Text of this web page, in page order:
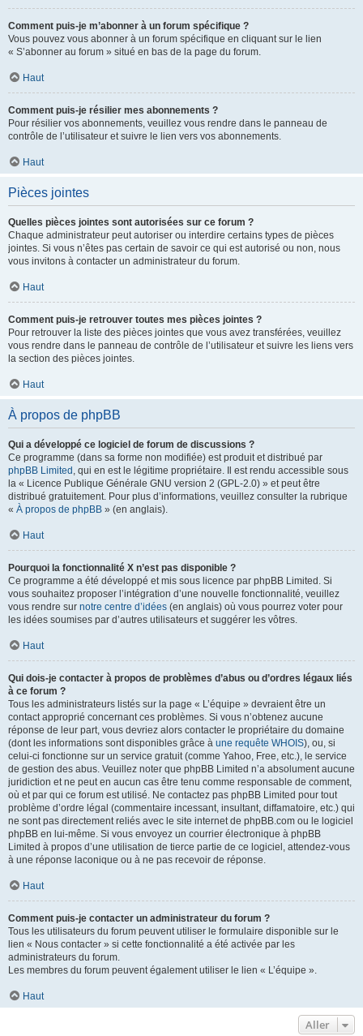
Comment puis-je m’abonner à un forum spécifique ?
Vous pouvez vous abonner à un forum spécifique en cliquant sur le lien
« S’abonner au forum » situé en bas de la page du forum.
Haut
Comment puis-je résilier mes abonnements ?
Pour résilier vos abonnements, veuillez vous rendre dans le panneau de
contrôle de l’utilisateur et suivre le lien vers vos abonnements.
Haut
Pièces jointes
Quelles pièces jointes sont autorisées sur ce forum ?
Chaque administrateur peut autoriser ou interdire certains types de pièces
jointes. Si vous n’êtes pas certain de savoir ce qui est autorisé ou non, nous
vous invitons à contacter un administrateur du forum.
Haut
Comment puis-je retrouver toutes mes pièces jointes ?
Pour retrouver la liste des pièces jointes que vous avez transférées, veuillez
vous rendre dans le panneau de contrôle de l’utilisateur et suivre les liens vers
la section des pièces jointes.
Haut
À propos de phpBB
Qui a développé ce logiciel de forum de discussions ?
Ce programme (dans sa forme non modifiée) est produit et distribué par
phpBB Limited , qui en est le légitime propriétaire. Il est rendu accessible sous
la « Licence Publique Générale GNU version 2 (GPL-2.0) » et peut être
distribué gratuitement. Pour plus d’informations, veuillez consulter la rubrique
« À propos de phpBB » (en anglais).
Haut
Pourquoi la fonctionnalité X n’est pas disponible ?
Ce programme a été développé et mis sous licence par phpBB Limited. Si
vous souhaitez proposer l’intégration d’une nouvelle fonctionnalité, veuillez
vous rendre sur notre centre d’idées (en anglais) où vous pourrez voter pour
les idées soumises par d’autres utilisateurs et suggérer les vôtres.
Haut
Qui dois-je contacter à propos de problèmes d’abus ou d’ordres légaux liés
à ce forum ?
Tous les administrateurs listés sur la page « L’équipe » devraient être un
contact approprié concernant ces problèmes. Si vous n’obtenez aucune
réponse de leur part, vous devriez alors contacter le propriétaire du domaine
(dont les informations sont disponibles grâce à une requête WHOIS), ou, si
celui-ci fonctionne sur un service gratuit (comme Yahoo, Free, etc.), le service
de gestion des abus. Veuillez noter que phpBB Limited n’a absolument aucune
juridiction et ne peut en aucun cas être tenu comme responsable de comment,
où et par qui ce forum est utilisé. Ne contactez pas phpBB Limited pour tout
problème d’ordre légal (commentaire incessant, insultant, diffamatoire, etc.) qui
ne sont pas directement reliés avec le site internet de phpBB.com ou le logiciel
phpBB en lui-même. Si vous envoyez un courrier électronique à phpBB
Limited à propos d’une utilisation de tierce partie de ce logiciel, attendez-vous
à une réponse laconique ou à ne pas recevoir de réponse.
Haut
Comment puis-je contacter un administrateur du forum ?
Tous les utilisateurs du forum peuvent utiliser le formulaire disponible sur le
lien « Nous contacter » si cette fonctionnalité a été activée par les
administrateurs du forum.
Les membres du forum peuvent également utiliser le lien « L’équipe ».
Haut
Aller